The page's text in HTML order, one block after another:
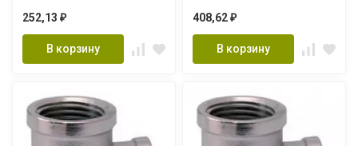
252,13 ₽
В корзину
408,62 ₽
В корзину